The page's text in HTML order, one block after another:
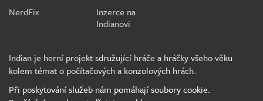
NerdFix
Inzerce na
Indianovi
Indian je herní projekt sdružující hráče a hráčky všeho věku
kolem témat o počítačových a konzolových hrách.
Při poskytování služeb nám pomáhají soubory cookie.